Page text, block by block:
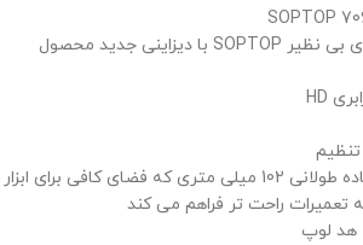
جدیدترین لوپ از لوپ های بی نظیر SOPTOP با دیزاینی جدید محصول
تنظیم
دارای فاصله کاری فوق العاده طولانی 102 میلی متری که فضای کافی برای ابزار
تعمیرات راحت تر فراهم می کند